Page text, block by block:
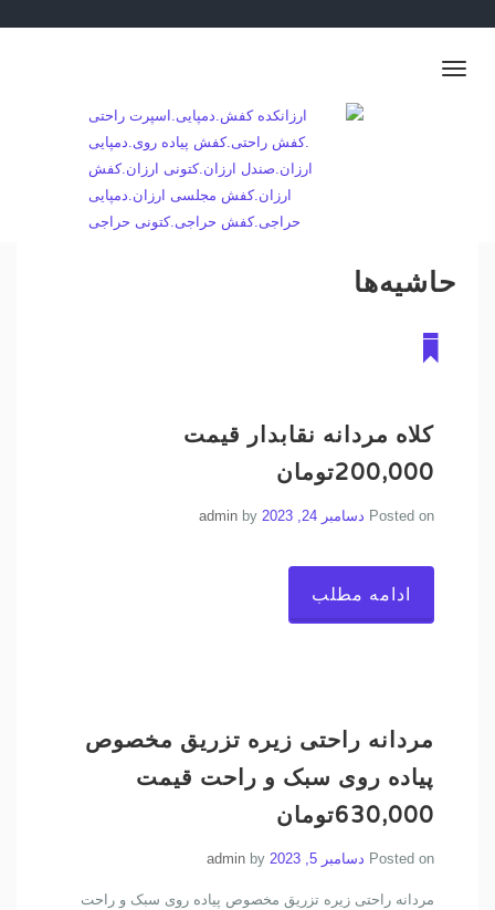
content
Toggle
ارزانکده کفش.دمپایی.اسپرت راحتی .کفش
راحتی.کفش پیاده روی.دمپایی ارزان.صندل
ارزان.کتونی ارزان.کفش ارزان.کفش مجلسی
ارزان.دمپایی حراجی.کفش حراجی.کتونی حراجی
💐👡 فروش عمده کفش و ارسال به سراسر ایران👢🌷
حاشیه‌ها
کلاه مردانه نقابدار قیمت
200,000تومان
Posted on دسامبر 24, 2023 admin
ادامه مطلب
مردانه راحتی زیره تزریق مخصوص
پیاده روی سبک و راحت قیمت
630,000تومان
Posted on دسامبر 5, 2023 admin
مردانه راحتی زیره تزریق مخصوص پیاده روی سبک و راحت